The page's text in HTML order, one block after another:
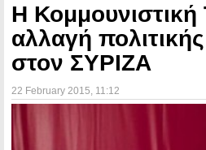
Η Κομμουνιστική
αλλαγή
στον ΣΥΡΙΖΑ
22 February 2015 , 11:12